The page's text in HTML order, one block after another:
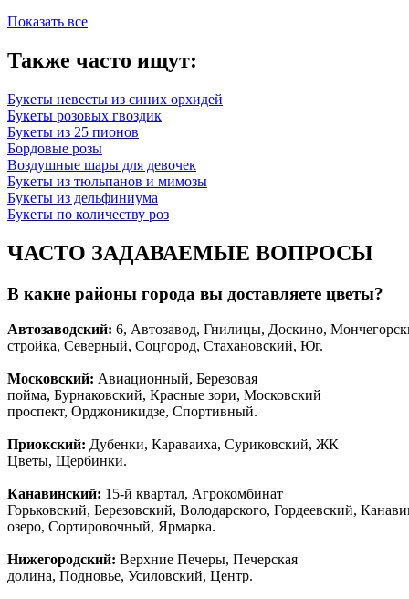
Показать все
Также часто ищут:
Букеты невесты из синих орхидей
Букеты розовых гвоздик
Букеты из 25 пионов
Бордовые розы
Воздушные шары для девочек
Букеты из тюльпанов и мимозы
Букеты из дельфиниума
Букеты по количеству роз
ЧАСТО ЗАДАВАЕМЫЕ ВОПРОСЫ
В какие районы города вы доставляете цветы?
Автозаводский: 6, Автозавод, Гнилицы, Доскино,
стройка, Северный, Соцгород, Стахановский, Юг.
Московский: Авиационный, Березовая
пойма, Бурнаковский, Красные зори, Московский
проспект, Орджоникидзе, Спортивный.
Приокский: Дубенки, Караваиха, Суриковский, ЖК
Цветы, Щербинки.
Канавинский: 15-й квартал, Агрокомбинат
Горьковский, Березовский, Володарского, Гордеевский,
озеро, Сортировочный, Ярмарка.
Нижегородский: Верхние Печеры, Печерская
долина, Подновье, Усиловский, Центр.